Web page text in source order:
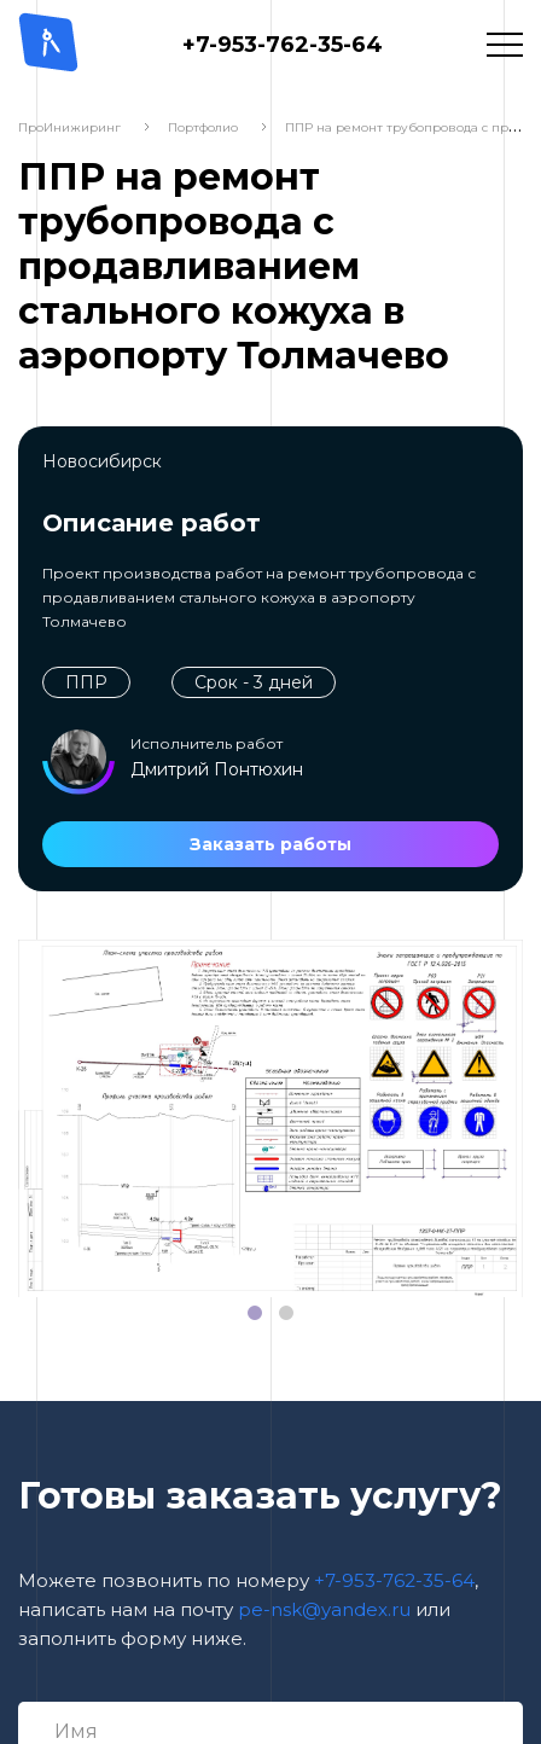
+7-953-762-35-64
ПроИнижиринг Портфолио П
ПР на ремонт трубопровода с продавливанием стального кожуха в аэропорту Толмачево
ППР на ремонт
трубопровода с
продавливанием
стального кожуха в
аэропорту Толмачево
Новосибирск
Описание работ
Проект производства работ на ремонт трубопровода с
продавливанием стального кожуха в аэропорту
Толмачево
ППР Срок - 3 дней
Исполнитель работ
Дмитрий Понтюхин
Заказать работы
Готовы заказать услугу?
Можете позвонить по номеру +7-953-762-35-64,
написать нам на почту pe-nsk@yandex.ru или
заполнить форму ниже.